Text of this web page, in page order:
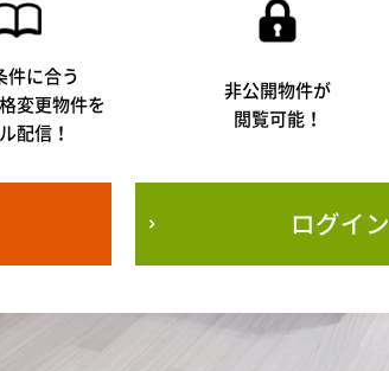
件に合う
変更物件を
配信！
非公開物件が
閲覧可能！
ログイン